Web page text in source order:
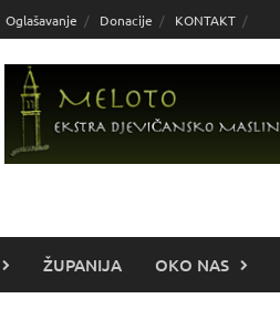
Oglašavanje Donacije KONTAKT
ŽUPANIJA OKO NAS